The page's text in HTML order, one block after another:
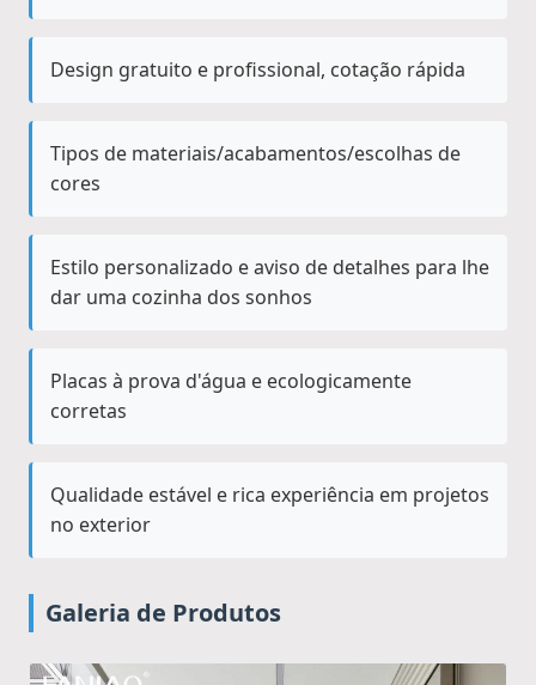
Design gratuito e profissional, cotação rápida
Tipos de materiais/acabamentos/escolhas de
cores
Estilo personalizado e aviso de detalhes para lhe
dar uma cozinha dos sonhos
Placas à prova d'água e ecologicamente
corretas
Qualidade estável e rica experiência em projetos
no exterior
Galeria de Produtos